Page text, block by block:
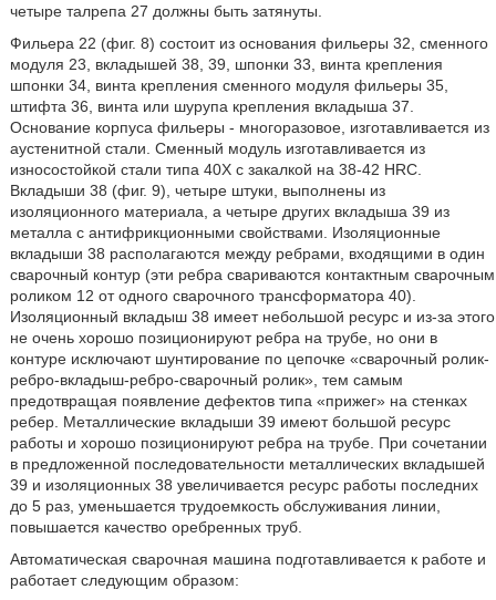
четыре талрепа 27 должны быть затянуты.
Фильера 22 (фиг. 8) состоит из основания фильеры 32, сменного
модуля 23, вкладышей 38, 39, шпонки 33, винта крепления
шпонки 34, винта крепления сменного модуля фильеры 35,
штифта 36, винта или шурупа крепления вкладыша 37.
Основание корпуса фильеры - многоразовое, изготавливается из
аустенитной стали. Сменный модуль изготавливается из
износостойкой стали типа 40Х с закалкой на 38-42 HRC.
Вкладыши 38 (фиг. 9), четыре штуки, выполнены из
изоляционного материала, а четыре других вкладыша 39 из
металла с антифрикционными свойствами. Изоляционные
вкладыши 38 располагаются между ребрами, входящими в один
сварочный контур (эти ребра свариваются контактным сварочным
роликом 12 от одного сварочного трансформатора 40).
Изоляционный вкладыш 38 имеет небольшой ресурс и из-за этого
не очень хорошо позиционируют ребра на трубе, но они в
контуре исключают шунтирование по цепочке «сварочный ролик-
ребро-вкладыш-ребро-сварочный ролик», тем самым
предотвращая появление дефектов типа «прижег» на стенках
ребер. Металлические вкладыши 39 имеют большой ресурс
работы и хорошо позиционируют ребра на трубе. При сочетании
в предложенной последовательности металлических вкладышей
39 и изоляционных 38 увеличивается ресурс работы последних
до 5 раз, уменьшается трудоемкость обслуживания линии,
повышается качество оребренных труб.
Автоматическая сварочная машина подготавливается к работе и
работает следующим образом: